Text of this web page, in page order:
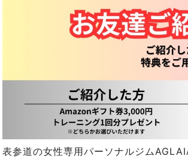
表参道の女性専用パーソナルジム